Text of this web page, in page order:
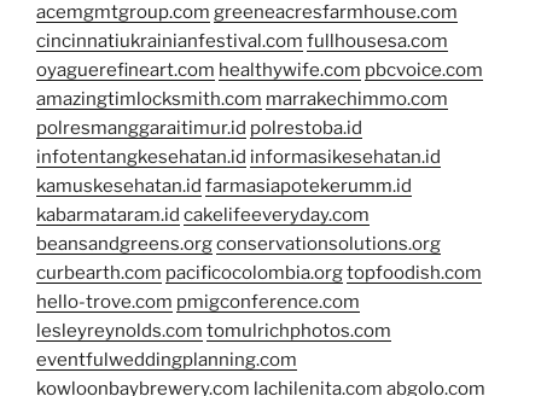
acemgmtgroup.com greeneacresfarmhouse.com
cincinnatiukrainianfestival.com fullhousesa.com
oyaguerefineart.com healthywife.com pbcvoice.com
amazingtimlocksmith.com marrakechimmo.com
polresmanggaraitimur.id polrestoba.id
infotentangkesehatan.id informasikesehatan.id
kamuskesehatan.id farmasiapotekerumm.id
kabarmataram.id cakelifeeveryday.com
beansandgreens.orgconservationsolutions.org
curbearth.com pacificocolombia.orgtopfoodish.com
hello-trove.com pmigconference.com
lesleyreynolds.com tomulrichphotos.com
eventfulweddingplanning.com
kowloonbaybrewery.com lachilenita.com abgolo.com